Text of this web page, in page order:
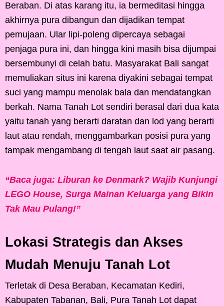
Beraban. Di atas karang itu, ia bermeditasi hingga
akhirnya pura dibangun dan dijadikan tempat
pemujaan. Ular lipi-poleng dipercaya sebagai
penjaga pura ini, dan hingga kini masih bisa dijumpai
bersembunyi di celah batu. Masyarakat Bali sangat
memuliakan situs ini karena diyakini sebagai tempat
suci yang mampu menolak bala dan mendatangkan
berkah. Nama Tanah Lot sendiri berasal dari dua kata
yaitu tanah yang berarti daratan dan lod yang berarti
laut atau rendah, menggambarkan posisi pura yang
tampak mengambang di tengah laut saat air pasang.
“Baca juga: Liburan ke Denmark? Wajib Kunjungi
LEGO House, Surga Mainan Keluarga yang Bikin
Tak Mau Pulang!”
Lokasi Strategis dan Akses
Mudah Menuju Tanah Lot
Terletak di Desa Beraban, Kecamatan Kediri,
Kabupaten Tabanan, Bali, Pura Tanah Lot dapat